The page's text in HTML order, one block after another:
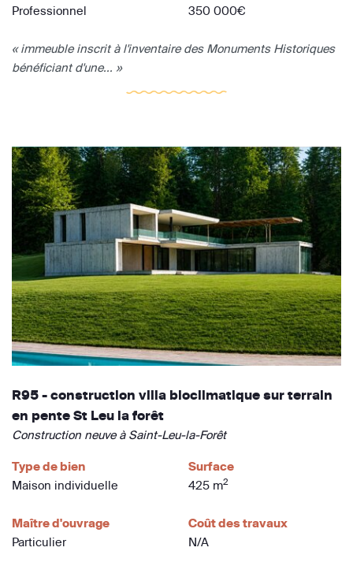
Professionnel
350 000€
« immeuble inscrit à l'inventaire des Monuments Historiques
bénéficiant d'une... »
R95 - construction villa bioclimatique sur terrain
en pente St Leu la forêt
Construction neuve à Saint-Leu-la-Forêt
Type de bien
Maison individuelle
Surface
425 m2
Maître d'ouvrage
Particulier
Coût des travaux
N/A